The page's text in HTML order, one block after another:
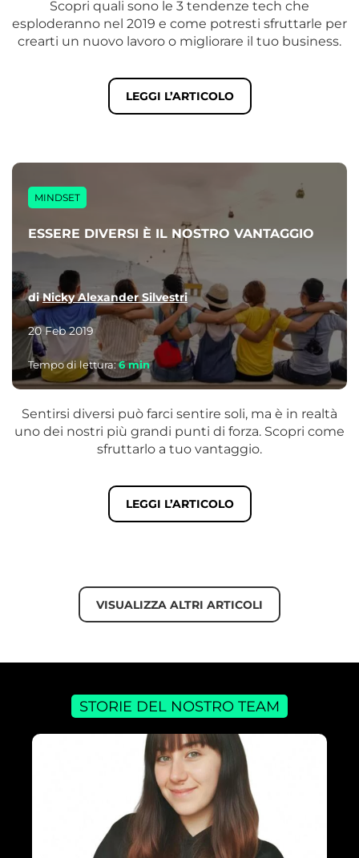
Scopri quali sono le 3 tendenze tech che
esploderanno nel 2019 e come potresti sfruttarle per
crearti un nuovo lavoro o migliorare il tuo business.
LEGGI L’ARTICOLO
MINDSET
ESSERE DIVERSI È IL NOSTRO VANTAGGIO
diNicky Alexander Silvestri
20 Feb 2019
Tempo di lettura:6min
Sentirsi diversi può farci sentire soli, ma è in realtà
uno dei nostri più grandi punti di forza. Scopri come
sfruttarlo a tuo vantaggio.
LEGGI L’ARTICOLO
VISUALIZZA ALTRI ARTICOLI
STORIE DEL NOSTRO TEAM